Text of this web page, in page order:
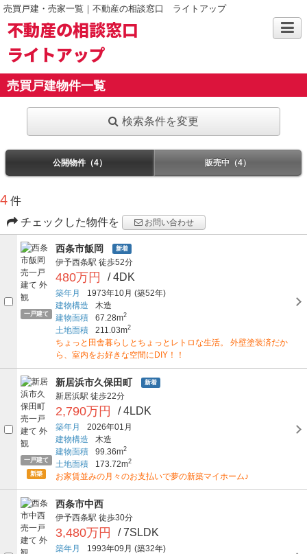
売買戸建・売家一覧｜不動産の相談窓口 ライトアップ
不動産の相談窓口
ライトアップ
売買戸建物件一覧
検索条件を変更
公開物件（4） 販売中（4）
4 件
チェックした物件を
お問い合わせ
一戸建て
西条市飯岡 新着
伊予西条駅 徒歩52分
480万円 / 4DK
築年月 1973年10月 (築52年)
建物構造
木造
建物面積
67.28m2
土地面積 211.03m2
ちょっと田舎暮らしとちょっとレトロな生活。 外壁塗装済だか
ら、室内をお好きな空間にDIY！！
一戸建て
新築
新居浜市久保田町 新着
新居浜駅 徒歩22分
2,790万円 / 4LDK
築年月
2026年01月
建物構造
木造
建物面積
99.36m2
土地面積 173.72m2
お家賃並みの月々のお支払いで夢の新築マイホーム♪
西条市中西
伊予西条駅 徒歩30分
3,480万円 / 7SLDK
築年月 1993年09月 (築32年)